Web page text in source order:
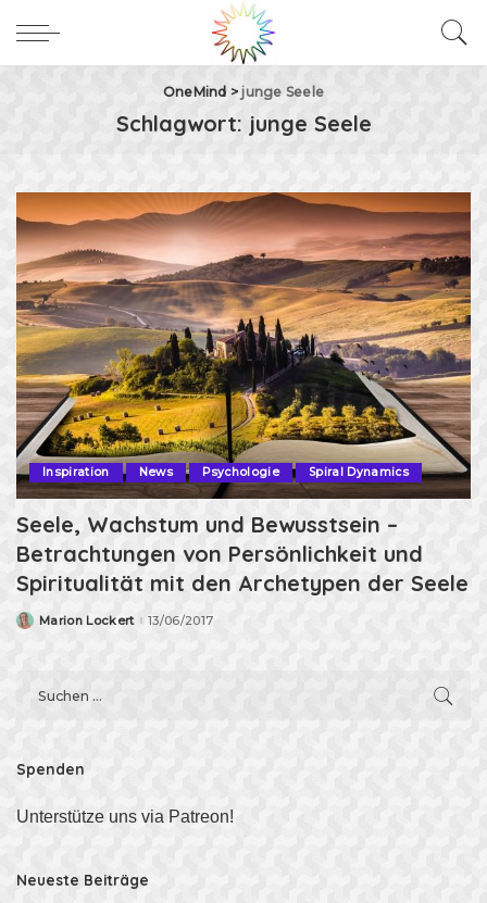
OneMind > junge Seele
Schlagwort: junge Seele
Inspiration News Psychologie Spiral Dynamics
Seele, Wachstum und Bewusstsein –
Betrachtungen von Persönlichkeit und
Spiritualität mit den Archetypen der Seele
PostedMarion Lockert 13/06/2017
Spenden
Unterstütze uns via Patreon!
Neueste Beiträge